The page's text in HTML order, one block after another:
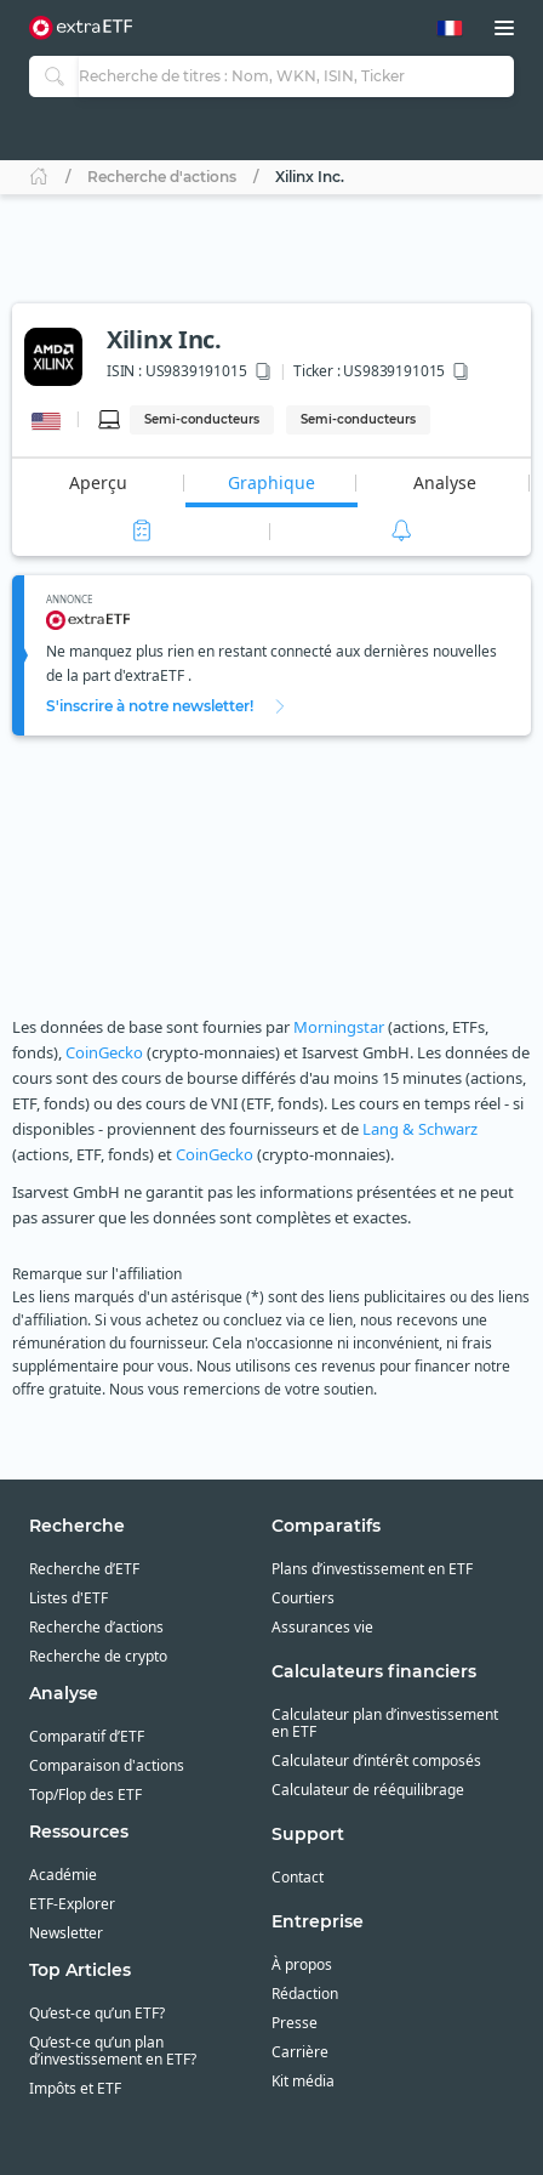
Recherche d'actions Xilinx Inc.
Xilinx Inc.
ISIN :US9839191015 Ticker :US9839191015
Semi-conducteurs Semi-conducteurs
Aperçu Graphique Analyse
ANNONCE
Ne manquez plus rien en restant connecté aux dernières nouvelles
de la part d'extraETF .
S'inscrire à notre newsletter!
Les données de base sont fournies par Morningstar(actions, ETFs,
fonds),CoinGecko(crypto-monnaies) et Isarvest GmbH. Les données de
cours sont des cours de bourse différés d'au moins 15 minutes (actions,
ETF, fonds) ou des cours de VNI (ETF, fonds). Les cours en temps réel - si
disponibles - proviennent des fournisseurs et de Lang & Schwarz
(actions, ETF, fonds) etCoinGecko(crypto-monnaies).
Isarvest GmbH ne garantit pas les informations présentées et ne peut
pas assurer que les données sont complètes et exactes.
Remarque sur l'affiliation
Les liens marqués d'un astérisque (*) sont des liens publicitaires ou des liens
d'affiliation. Si vous achetez ou concluez via ce lien, nous recevons une
rémunération du fournisseur. Cela n'occasionne ni inconvénient, ni frais
supplémentaire pour vous. Nous utilisons ces revenus pour financer notre
offre gratuite. Nous vous remercions de votre soutien.
Recherche
Recherche d’ETF
Listes d'ETF
Recherche d’actions
Recherche de crypto
Analyse
Comparatif d’ETF
Comparaison d'actions
Top/Flop des ETF
Ressources
Académie
ETF-Explorer
Newsletter
Top Articles
Qu’est-ce qu’un ETF?
Qu’est-ce qu’un plan
d’investissement en ETF?
Impôts et ETF
Comparatifs
Plans d’investissement en ETF
Courtiers
Assurances vie
Calculateurs financiers
Calculateur plan d’investissement
en ETF
Calculateur d’intérêt composés
Calculateur de rééquilibrage
Support
Contact
Entreprise
À propos
Rédaction
Presse
Carrière
Kit média